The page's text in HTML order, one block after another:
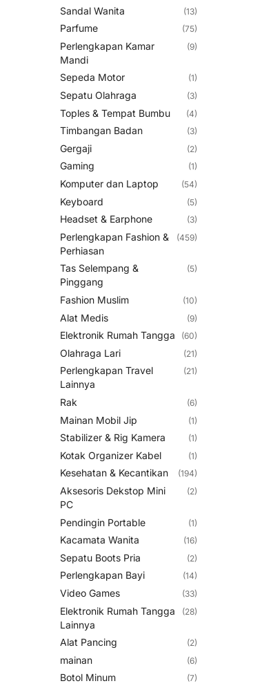
Sandal Wanita (13)
Parfume (75)
Perlengkapan Kamar
Mandi
(9)
Sepeda Motor (1)
Sepatu Olahraga (3)
Toples & Tempat Bumbu (4)
Timbangan Badan (3)
Gergaji (2)
Gaming (1)
Komputer dan Laptop (54)
Keyboard (5)
Headset & Earphone (3)
Perlengkapan Fashion &
Perhiasan
(459)
Tas Selempang &
Pinggang
(5)
Fashion Muslim (10)
Alat Medis (9)
Elektronik Rumah Tangga (60)
Olahraga Lari (21)
Perlengkapan Travel
Lainnya
(21)
Rak (6)
Mainan Mobil Jip (1)
Stabilizer & Rig Kamera (1)
Kotak Organizer Kabel (1)
Kesehatan & Kecantikan (194)
Aksesoris Dekstop Mini
PC
(2)
Pendingin Portable (1)
Kacamata Wanita (16)
Sepatu Boots Pria (2)
Perlengkapan Bayi (14)
Video Games (33)
Elektronik Rumah Tangga
Lainnya
(28)
Alat Pancing (2)
mainan (6)
Botol Minum (7)